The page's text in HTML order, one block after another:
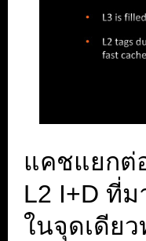
แคชแยกต่
L2 I+D ที่
ในจุดเดีย